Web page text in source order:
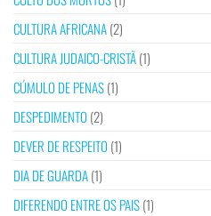
CULTURA AFRICANA(2)
CULTURA JUDAICO-CRISTÃ(1)
CÚMULO DE PENAS(1)
DESPEDIMENTO (2)
DEVER DE RESPEITO (1)
DIA DE GUARDA(1)
DIFERENDO ENTRE OS PAIS(1)